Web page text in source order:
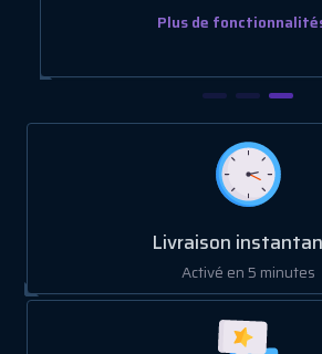
Plus de
Livraison
Activé en 5 minutes